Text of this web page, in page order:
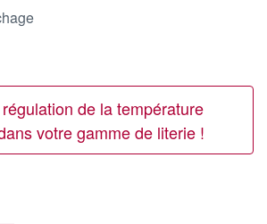
de la température
votre gamme de literie !